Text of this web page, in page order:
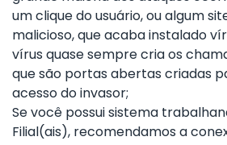
um clique do usuário, ou algum
malicioso, que acaba instalado
vírus quase sempre cria os
que são portas abertas criadas
acesso do invasor;
Se você possui sistema
Filial(ais), recomendamos a